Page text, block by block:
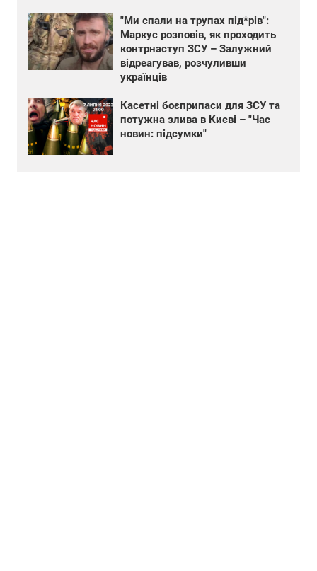
"Ми спали на трупах під*рів":
Маркус розповів, як проходить
контрнаступ ЗСУ – Залужний
відреагував, розчуливши
українців
Касетні боєприпаси для ЗСУ та
потужна злива в Києві – "Час
новин: підсумки"